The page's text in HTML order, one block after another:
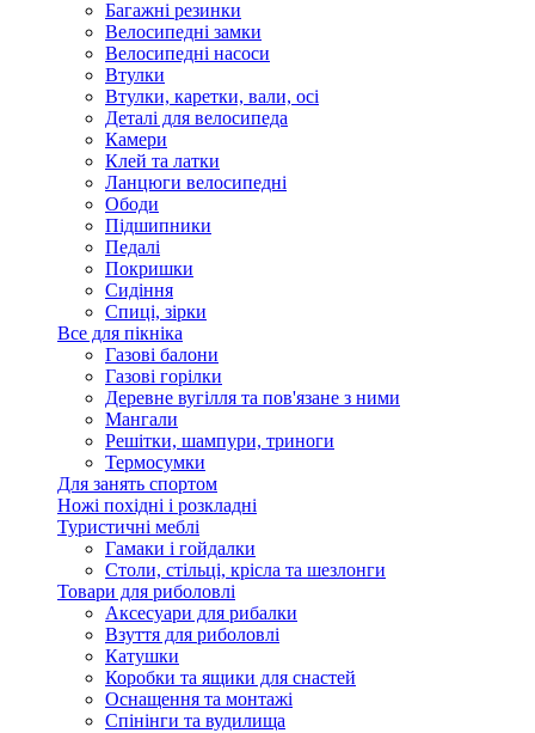
Багажні резинки
Велосипедні замки
Велосипедні насоси
Втулки
Втулки, каретки, вали, осі
Деталі для велосипеда
Камери
Клей та латки
Ланцюги велосипедні
Ободи
Підшипники
Педалі
Покришки
Сидіння
Спиці, зірки
Все для пікніка
Газові балони
Газові горілки
Деревне вугілля та пов'язане з ними
Мангали
Решітки, шампури, триноги
Термосумки
Для занять спортом
Ножі похідні і розкладні
Туристичні меблі
Гамаки і гойдалки
Столи, стільці, крісла та шезлонги
Товари для риболовлі
Аксесуари для рибалки
Взуття для риболовлі
Катушки
Коробки та ящики для снастей
Оснащення та монтажі
Спінінги та вудилища